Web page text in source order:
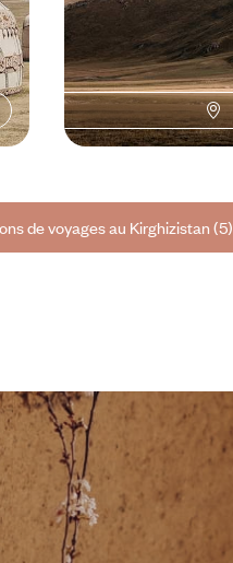
de voyages au Kirghizistan (5)